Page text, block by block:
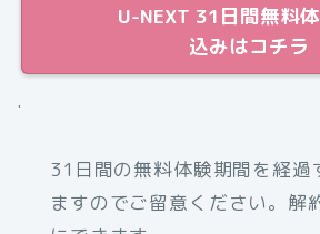
U-NEXT 31日間無料
込みはコチラ
.
31日間の無料体験期間を経過
ますのでご留意ください。解